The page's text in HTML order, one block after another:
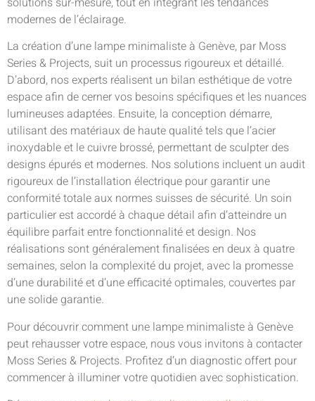
modernes de l’éclairage.
La création d’une lampe minimaliste à Genève, par Moss
Series & Projects, suit un processus rigoureux et détaillé.
D’abord, nos experts réalisent un bilan esthétique de votre
espace afin de cerner vos besoins spécifiques et les nuances
lumineuses adaptées. Ensuite, la conception démarre,
utilisant des matériaux de haute qualité tels que l’acier
inoxydable et le cuivre brossé, permettant de sculpter des
designs épurés et modernes. Nos solutions incluent un audit
rigoureux de l’installation électrique pour garantir une
conformité totale aux normes suisses de sécurité. Un soin
particulier est accordé à chaque détail afin d’atteindre un
équilibre parfait entre fonctionnalité et design. Nos
réalisations sont généralement finalisées en deux à quatre
semaines, selon la complexité du projet, avec la promesse
d’une durabilité et d’une efficacité optimales, couvertes par
une solide garantie.
Pour découvrir comment une lampe minimaliste à Genève
peut rehausser votre espace, nous vous invitons à contacter
Moss Series & Projects. Profitez d’un diagnostic offert pour
commencer à illuminer votre quotidien avec sophistication.